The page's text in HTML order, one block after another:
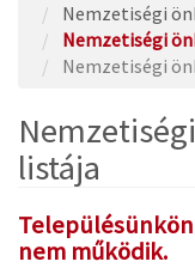
Nemzetiségi
Nemzetiségi
Nemzetiségi
listája
nem működik.